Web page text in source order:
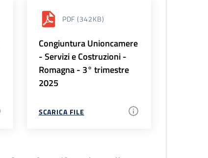
PDF (342KB)
Congiuntura Unioncamere
- Servizi e Costruzioni -
Romagna - 3° trimestre
2025
SCARICA FILE